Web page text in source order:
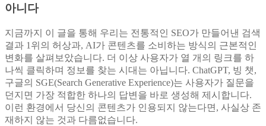
아니다
지금까지 이 글을 통해 우리는 전통적인 SEO가 만들어낸 검색
결과 1위의 허상과, AI가 콘텐츠를 소비하는 방식의 근본적인
변화를 살펴보았습니다. 더 이상 사용자가 열 개의 링크를 하
나씩 클릭하며 정보를 찾는 시대는 아닙니다. ChatGPT, 빙 챗,
구글의 SGE(Search Generative Experience)는 사용자가 질문을
던지면 가장 적합한 하나의 답변을 바로 생성해 제시합니다.
이런 환경에서 당신의 콘텐츠가 인용되지 않는다면, 사실상 존
재하지 않는 것과 다름없습니다.